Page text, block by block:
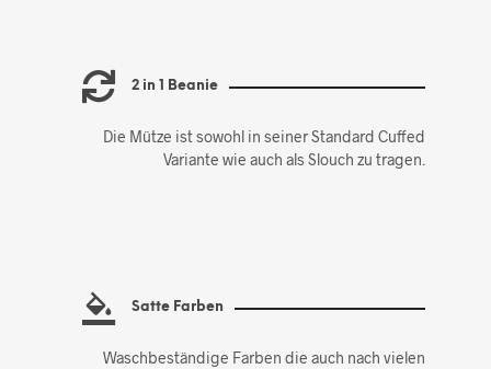
2 in 1 Beanie
Die Mütze ist sowohl in seiner Standard Cuffed
Variante wie auch als Slouch zu tragen.
Satte Farben
Waschbeständige Farben die auch nach vielen